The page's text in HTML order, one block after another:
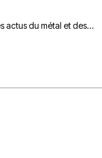
actus du métal et des...